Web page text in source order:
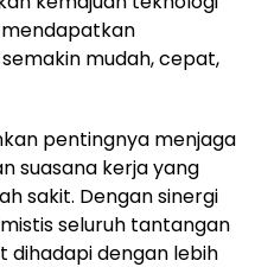
mudah, cepat,
pentingnya menjaga
suasana kerja yang
sakit. Dengan sinergi
seluruh tantangan
dihadapi dengan lebih